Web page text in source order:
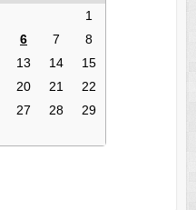
1
6 7
8
13 14
15
20 21
22
27 28
29